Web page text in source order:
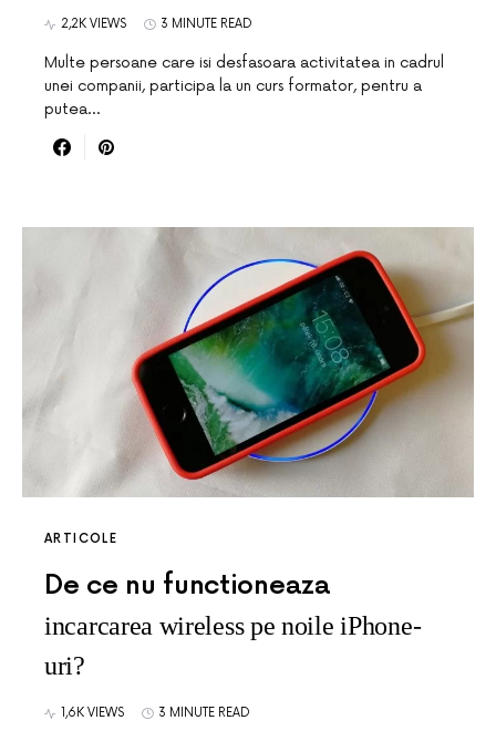
2,2K VIEWS 3 MINUTE READ
Multe persoane care isi desfasoara activitatea in cadrul
unei companii, participa la un curs formator, pentru a
putea…
ARTICOLE
De ce nu functioneaza
incarcarea wireless pe noile iPhone-
uri?
1,6K VIEWS 3 MINUTE READ